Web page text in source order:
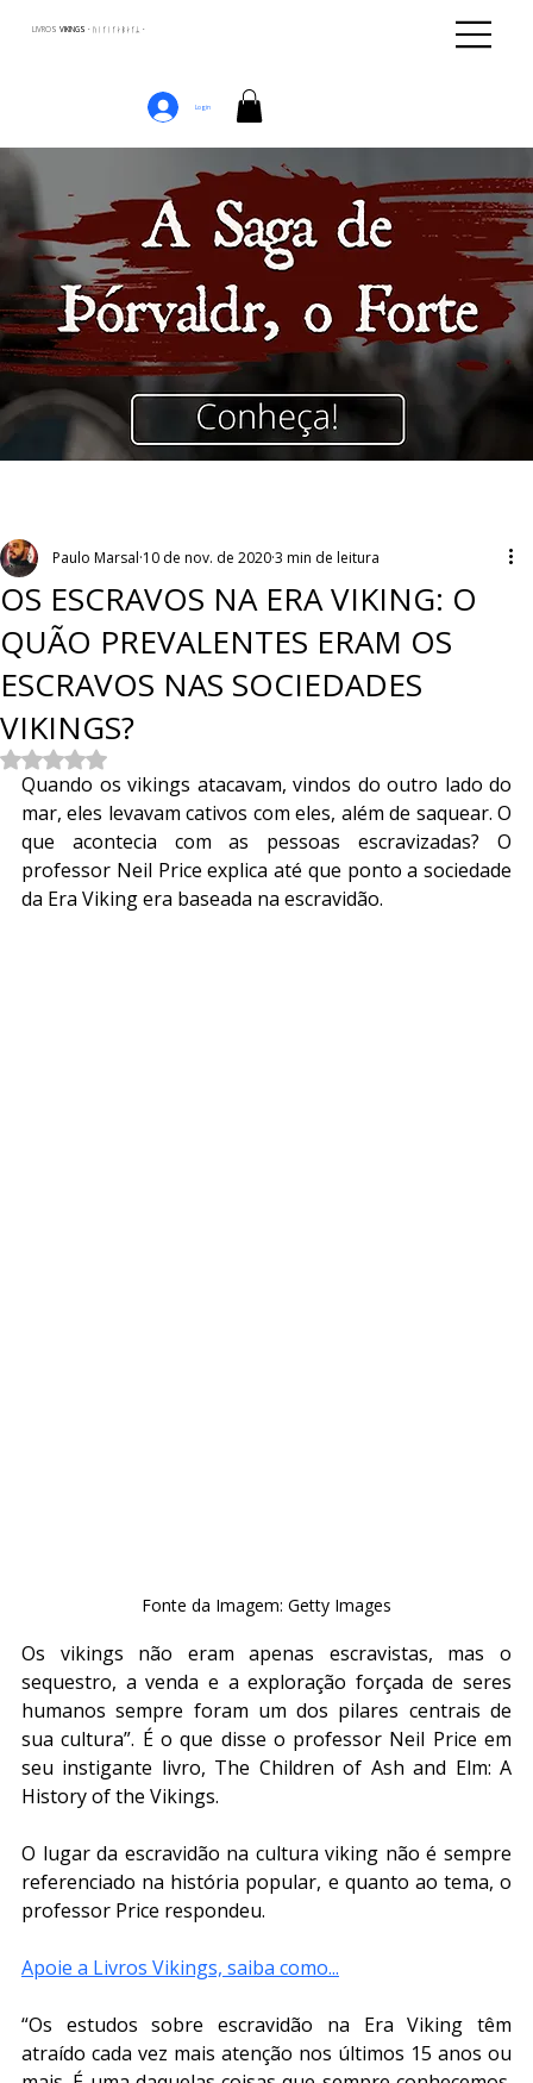
LIVROS VIKINGS · ᚢᛁᚴᛁᚴᛅᛒᛅᚴᛦ ·
Login
OS ESCRAVOS NA ERA VIKING: O
QUÃO PREVALENTES ERAM OS
ESCRAVOS NAS SOCIEDADES
VIKINGS?
Paulo Marsal 10 de nov. de 20203 min de leitura
Avaliado com NaN de 5 estrelas.
Quando os vikings atacavam, vindos do outro lado do
mar, eles levavam cativos com eles, além de saquear. O
que acontecia com as pessoas escravizadas? O
professor Neil Price explica até que ponto a sociedade
da Era Viking era baseada na escravidão.
Fonte da Imagem: Getty Images
Os vikings não eram apenas escravistas, mas o
sequestro, a venda e a exploração forçada de seres
humanos sempre foram um dos pilares centrais de
sua cultura”. É o que disse o professor Neil Price em
seu instigante livro, The Children of Ash and Elm: A
History of the Vikings.
O lugar da escravidão na cultura viking não é sempre
referenciado na história popular, e quanto ao tema, o
professor Price respondeu.
Apoie a Livros Vikings, saiba como...
“Os estudos sobre escravidão na Era Viking têm
atraído cada vez mais atenção nos últimos 15 anos ou